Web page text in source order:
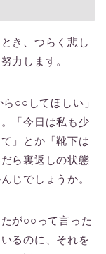
き、つらく悲し
力します。
○○してほしい」
「今日は私も少
」とか「靴下は
ら裏返しの状態
じでしょうか。
が○○って言った
るのに、それを